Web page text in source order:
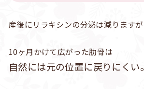
産後にリラキシンの分泌は減りますが
10ヶ月かけて広がった肋骨は
自然には元の位置に戻りにくい。